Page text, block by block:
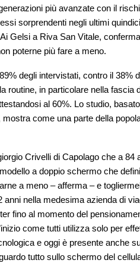
più avanzate con il
sorprendenti negli ultimi
Gelsi a Riva San Vitale,
poterne più fare a meno.
degli intervistati, contro il 38%
routine, in particolare nella fascia
al 60%. Lo studio,
come una parte della
Crivelli di Capolago che a
a doppio schermo che
a meno – afferma – e
nella medesima azienda di
fino al momento del
come tutti utilizza solo per
e oggi è presente anche
tutto sullo schermo del